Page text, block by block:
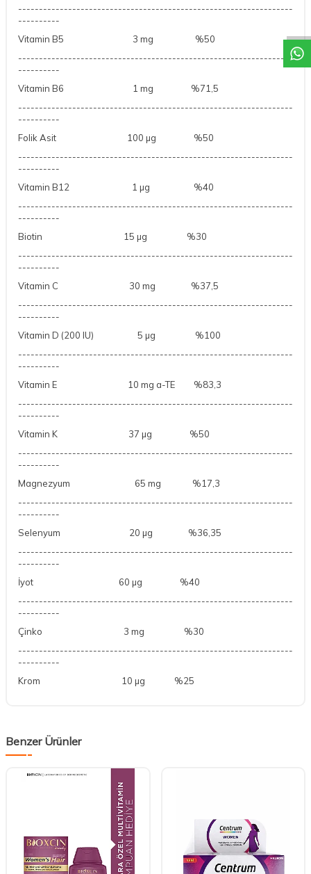
DESTEK
------------------------------------------------------------------
----------
Vitamin B5
3 mg
%50
------------------------------------------------------------------
----------
Vitamin B6
1 mg
%71,5
------------------------------------------------------------------
----------
Folik Asit
100 µg
%50
------------------------------------------------------------------
----------
Vitamin B12
1 µg
%40
------------------------------------------------------------------
----------
Biotin
15 µg
%30
------------------------------------------------------------------
----------
Vitamin C
30 mg
%37,5
------------------------------------------------------------------
----------
Vitamin D (200 IU) 5 µg
%100
------------------------------------------------------------------
----------
Vitamin E
10 mg a-TE
%83,3
------------------------------------------------------------------
----------
Vitamin K
37 µg
%50
------------------------------------------------------------------
----------
Magnezyum
65 mg
%17,3
------------------------------------------------------------------
----------
Selenyum
20 µg
%36,35
------------------------------------------------------------------
----------
İyot
60 µg
%40
------------------------------------------------------------------
----------
Çinko
3 mg
%30
------------------------------------------------------------------
----------
Krom
10 µg %25
Benzer Ürünler